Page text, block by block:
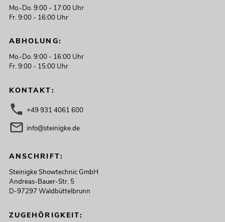
Mo.-Do. 9:00 - 17:00 Uhr
Fr. 9:00 - 16:00 Uhr
ABHOLUNG:
Mo.-Do. 9:00 - 16:00 Uhr
Fr. 9:00 - 15:00 Uhr
KONTAKT:
+49 931 4061 600
info@steinigke.de
ANSCHRIFT:
Steinigke Showtechnic GmbH
Andreas-Bauer-Str. 5
D-97297 Waldbüttelbrunn
ZUGEHÖRIGKEIT: